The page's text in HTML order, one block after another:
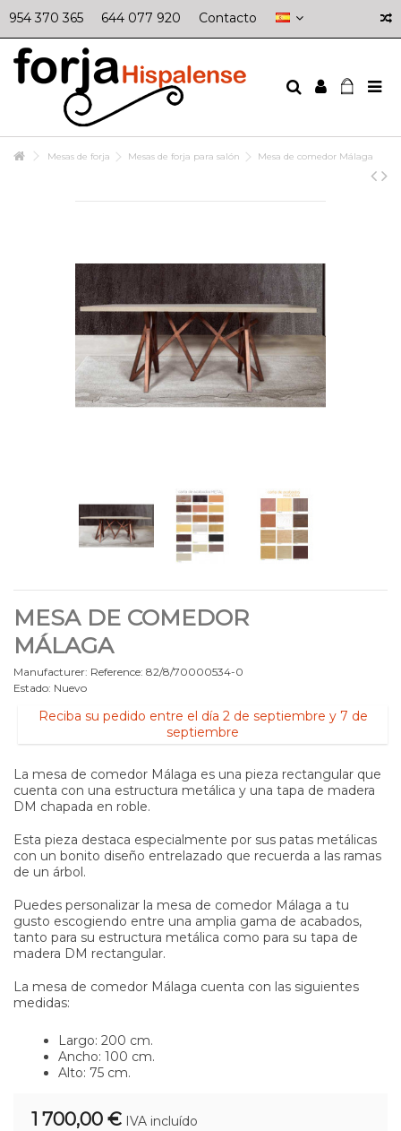
954 370 365 644 077 920 Contacto
Mesas de forja Mesas de forja para salón Mesa de comedor Málaga
MESA DE COMEDOR
MÁLAGA
Manufacturer: Reference: 82/8/70000534-0
Estado: Nuevo
Reciba su pedido entre el día 2 de septiembre y 7 de
septiembre
La mesa de comedor Málaga es una pieza rectangular que
cuenta con una estructura metálica y una tapa de madera
DM chapada en roble.
Esta pieza destaca especialmente por sus patas metálicas
con un bonito diseño entrelazado que recuerda a las ramas
de un árbol.
Puedes personalizar la mesa de comedor Málaga a tu
gusto escogiendo entre una amplia gama de acabados,
tanto para su estructura metálica como para su tapa de
madera DM rectangular.
La mesa de comedor Málaga cuenta con las siguientes
medidas:
Largo: 200 cm.
Ancho: 100 cm.
Alto: 75 cm.
1 700,00 € IVA incluído